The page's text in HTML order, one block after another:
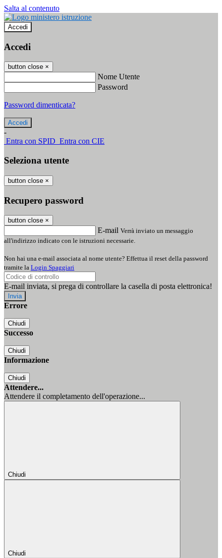
Salta al contenuto
Accedi
Accedi
button close ×
Nome Utente
Password
Password dimenticata?
-
Entra con SPID Entra con CIE
Seleziona utente
button close ×
Recupero password
button close ×
E-mail Verrà inviato un messaggio
all'indirizzo indicato con le istruzioni necessarie.
Non hai una e-mail associata al nome utente? Effettua il reset della password
tramite la Login Spaggiari
E-mail inviata, si prega di controllare la casella di posta elettronica!
Errore
Chiudi
Successo
Chiudi
Informazione
Chiudi
Attendere...
Attendere il completamento dell'operazione...
Chiudi
Chiudi